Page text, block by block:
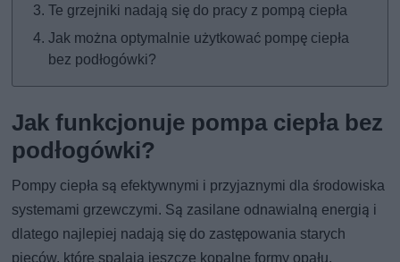
Te grzejniki nadają się do pracy z pompą ciepła
Jak można optymalnie użytkować pompę ciepła
bez podłogówki?
Jak funkcjonuje pompa ciepła bez
podłogówki?
Pompy ciepła są efektywnymi i przyjaznymi dla środowiska
systemami grzewczymi. Są zasilane odnawialną energią i
dlatego najlepiej nadają się do zastępowania starych
pieców, które spalają jeszcze kopalne formy opału.